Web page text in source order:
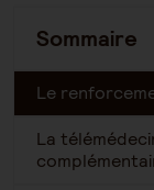
Sommaire
Le
La